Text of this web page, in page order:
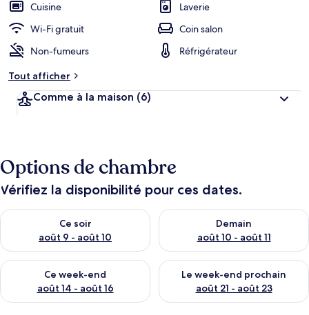
Cuisine
Laverie
Wi-Fi gratuit
Coin salon
Non-fumeurs
Réfrigérateur
Tout afficher
Comme à la maison (6)
Options de chambre
Vérifiez la disponibilité pour ces dates.
Ce soir
août 9 - août 10
Vérifier la disponibilité pour ce soir août 9 - août 10
Demain
août 10 - août 11
Vérifier la disponibilité pour
Ce week-end
août 14 - août 16
Vérifier la disponibilité pour ce week-end août 14 - août 16
Le week-end prochain
août 21 - août 23
Vérifier la disponibilité pour